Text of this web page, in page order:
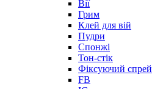
Вії
Грим
Клей для вій
Пудри
Спонжі
Тон-стік
Фіксуючий спрей
FB